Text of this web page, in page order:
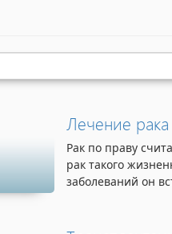
Лечение
Рак по праву
рак такого
заболеваний он